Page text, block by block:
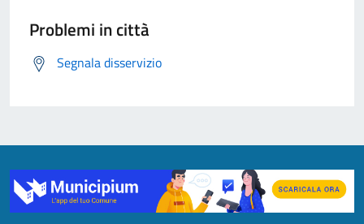
Problemi in città
Segnala disservizio